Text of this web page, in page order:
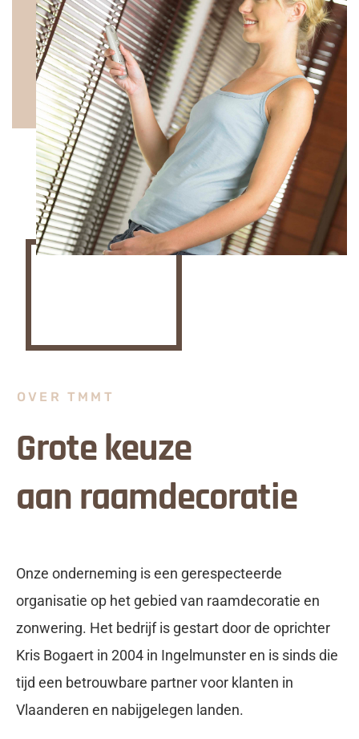
OVER TMMT
Grote keuze
aan raamdecoratie
Onze onderneming is een gerespecteerde
organisatie op het gebied van raamdecoratie en
zonwering. Het bedrijf is gestart door de oprichter
Kris Bogaert in 2004 in Ingelmunster en is sinds die
tijd een betrouwbare partner voor klanten in
Vlaanderen en nabijgelegen landen.